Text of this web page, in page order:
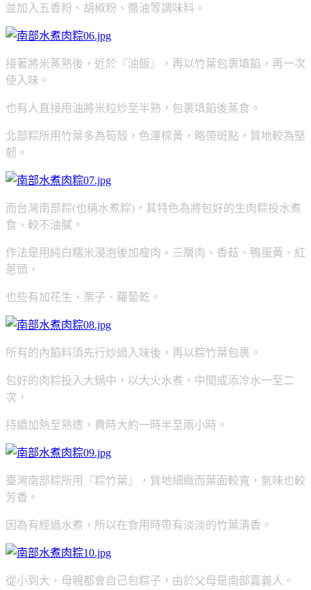
並加入五香粉、胡椒粉、醬油等調味料。
接著將米蒸熟後，近於『油飯』，再以竹葉包裹填餡，再一次
使入味。
也有人直接用油將米粒炒至半熟，包裹填餡後蒸食。
北部粽所用竹葉多為筍殼， 色澤棕黃，略帶斑點，質地較為堅
韌。
而台灣南部粽(也稱水煮粽)，其特色為將包好的生肉粽投水煮
食、較不油膩。
作法是用純白糯米浸泡後加瘦肉、三層肉、香菇、鴨蛋黃、紅
蔥頭，
也些有加花生、栗子、蘿蔔乾。
所有的內餡料須先行炒過入味後，再以粽竹葉包裹。
包好的肉粽投入大鍋中， 以大火水煮，中間或添冷水一至二
次，
持續加熱至熟透，費時大約一時半至兩小時。
臺灣南部粽所用『粽竹葉』，質地細緻而葉面較寬，氣味也較
芳香。
因為有經過水煮，所以在食用時帶有淡淡的竹葉清香。
從小到大，母親都會自己包粽子，由於父母是南部嘉義人。